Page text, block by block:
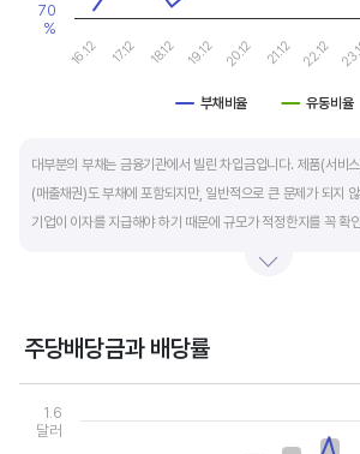
부채비율 유동비율
16.12 17.12 18.12 19.12 20.12 21.12 22.12
70
%
대부분의 부채는 금융기관에서 빌린 차입금입니다. 제품(서비
(매출채권)도 부채에 포함되지만, 일반적으로 큰 문제가 되지
기업이 이자를 지급해야 하기 때문에 규모가 적정한지를 꼭 확
비교해서 보는 것이 좋습니다. 그외 이자보상배율과 현금흐름표
주당배당금과 배당률
Chart
Combination chart with 2 data series.
View as data table, Chart
1.6
달러